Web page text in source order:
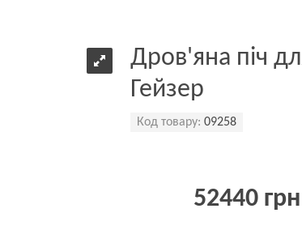
Дров'яна піч
Гейзер
Код товару: 09258
52440 грн